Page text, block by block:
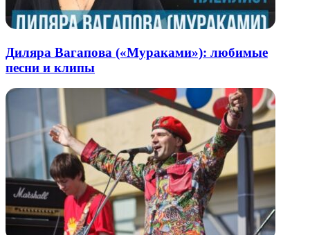
Диляра Вагапова («Мураками»): любимые
песни и клипы